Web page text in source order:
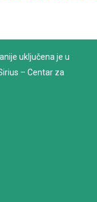
uključena je u
– Centar za